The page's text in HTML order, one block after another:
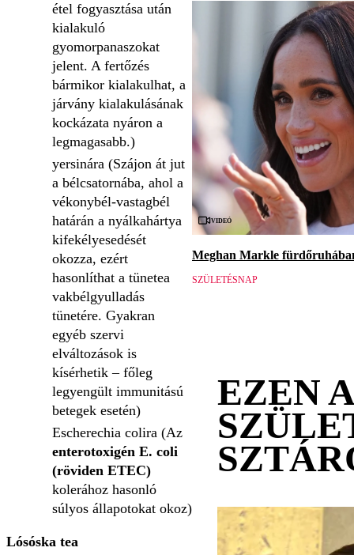
étel fogyasztása után
kialakuló
gyomorpanaszokat
jelent. A fertőzés
bármikor kialakulhat, a
járvány kialakulásának
kockázata nyáron a
legmagasabb.)
yersinára (Szájon át jut
a bélcsatornába, ahol a
vékonybél-vastagbél
határán a nyálkahártya
kifekélyesedését
okozza, ezért
hasonlíthat a tünetea
vakbélgyulladás
tünetére. Gyakran
egyéb szervi
elváltozások is
kísérhetik – főleg
legyengült immunitású
betegek esetén)
Escherechia colira (Az
enterotoxigén E. coli
(röviden ETEC)
kolerához hasonló
súlyos állapotokat okoz)
Lósóska tea
Videó
Meghan Markle
SZÜLETÉSNAP
EZEN